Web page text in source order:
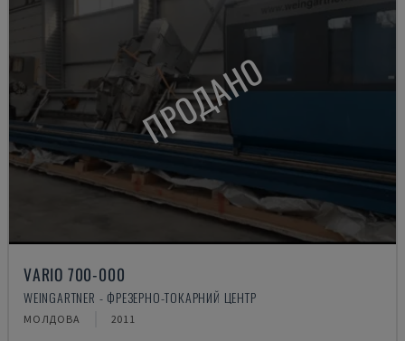
ПРОДАНО
VARIO 700-000
WEINGARTNER - ФРЕЗЕРНО-ТОКАРНИЙ ЦЕНТР
МОЛДОВА 2011